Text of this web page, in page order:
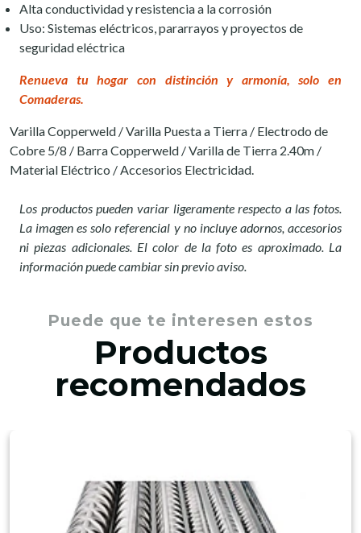
Alta conductividad y resistencia a la corrosión
Uso: Sistemas eléctricos, pararrayos y proyectos de
seguridad eléctrica
Renueva tu hogar con distinción y armonía, solo en
Comaderas.
Varilla Copperweld / Varilla Puesta a Tierra / Electrodo de
Cobre 5/8 / Barra Copperweld / Varilla de Tierra 2.40m /
Material Eléctrico / Accesorios Electricidad.
Los productos pueden variar ligeramente respecto a las fotos.
La imagen es solo referencial y no incluye adornos, accesorios
ni piezas adicionales. El color de la foto es aproximado. La
información puede cambiar sin previo aviso.
Puede que te interesen estos
Productos
recomendados